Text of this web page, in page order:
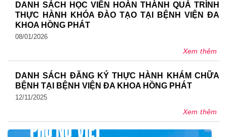
DANH SÁCH HỌC VIÊN HOÀN THÀNH QUÁ TRÌNH
THỰC HÀNH KHÓA ĐÀO TẠO TẠI BỆNH VIỆN ĐA
KHOA HỒNG PHÁT
08/01/2026
Xem thêm
DANH SÁCH ĐĂNG KÝ THỰC HÀNH KHÁM CHỮA
BỆNH TẠI BỆNH VIỆN ĐA KHOA HỒNG PHÁT
12/11/2025
Xem thêm